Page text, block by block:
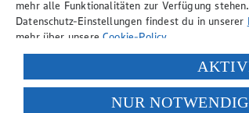
mehr alle Funktionalitäten zur Verfügung
Datenschutz-Einstellungen findest du in unserer
mehr über unsereCookie-Policy.
Verarbeitung deiner personenbezogenen Daten
Wenn du auf „Aktivieren“ klickst, willigst du
ein, dass deine Daten in den USA verarbeitet
NUR